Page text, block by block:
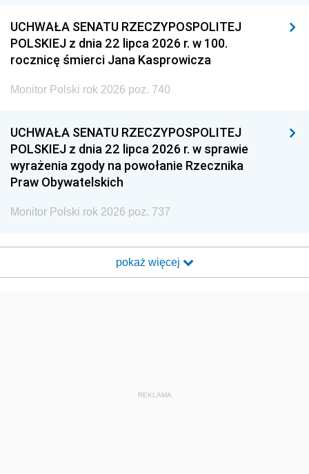
UCHWAŁA SENATU RZECZYPOSPOLITEJ
POLSKIEJ z dnia 22 lipca 2026 r. w 100.
rocznicę śmierci Jana Kasprowicza
Monitor Polski rok 2026 poz. 740
UCHWAŁA SENATU RZECZYPOSPOLITEJ
POLSKIEJ z dnia 22 lipca 2026 r. w sprawie
wyrażenia zgody na powołanie Rzecznika
Praw Obywatelskich
Monitor Polski rok 2026 poz. 737
pokaż więcej
REKLAMA